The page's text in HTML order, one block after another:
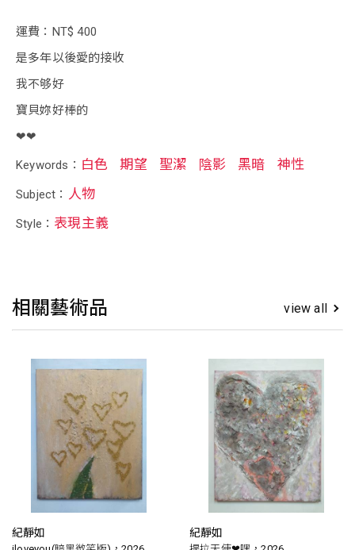
運費：NT$ 400
是多年以後愛的接收
我不够好
寶貝妳好棒的
❤❤
Keywords： 白色 期望 聖潔 陰影 黑暗 神性
Subject： 人物
Style： 表現主義
相關藝術品 view all
紀靜如 紀靜如